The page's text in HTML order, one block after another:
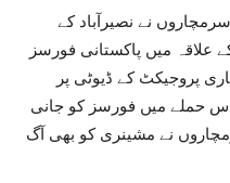
نے نصیرآباد کے
علاقہ میں پاکستانی فورسز
پروجیکٹ کے ڈیوٹی پر
اس حملے میں فورسز کو جانی
نے مشینری کو بھی آگ